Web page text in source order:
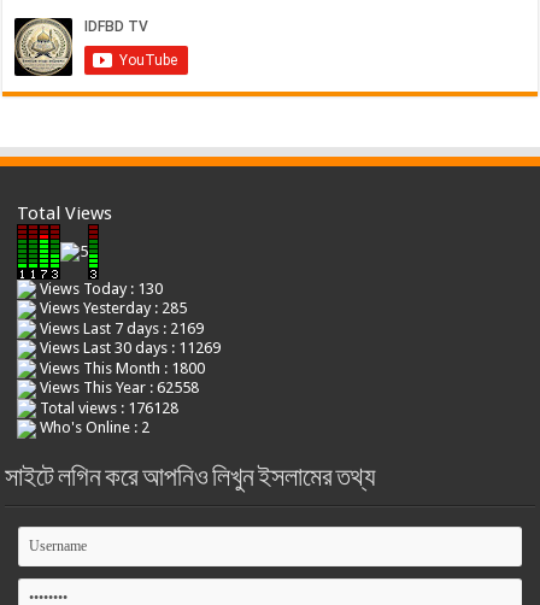
Total Views
Views Today : 130
Views Yesterday : 285
Views Last 7 days : 2169
Views Last 30 days : 11269
Views This Month : 1800
Views This Year : 62558
Total views : 176128
Who's Online : 2
সাইটে লগিন করে আপনিও লিখুন ইসলামের তথ্য